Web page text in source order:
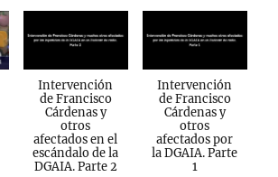
Intervención
de Francisco
Cárdenas y
otros
afectados en el
escándalo de la
DGAIA. Parte 2
Intervención
de Francisco
Cárdenas y
otros
afectados por
la DGAIA. Parte
1